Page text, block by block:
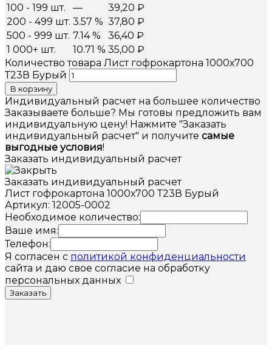
100 - 199 шт.
— 39,20 ₽
200 - 499 шт. 3.57 % 37,80 ₽
500 - 999 шт. 7.14 % 36,40 ₽
1 000+ шт.
10.71 % 35,00 ₽
Количество товара Лист гофрокартона 1000х700
Т23В Бурый
В корзину
Индивидуальный расчет на большее количество
Заказываете больше? Мы готовы предложить вам
индивидуальную цену! Нажмите "Заказать
индивидуальный расчет" и получите самые
выгодные условия!
Заказать индивидуальный расчет
Заказать индивидуальный расчет
Лист гофрокартона 1000х700 Т23В Бурый
Артикул: 12005-0002
Необходимое количество:
Ваше имя:
Телефон:
Я согласен с политикой конфиденциальности
сайта и даю свое согласие на обработку
персональных данных
Заказать